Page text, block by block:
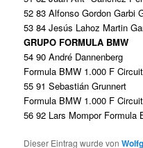
52 83 Alfonso Gordon Garbi
53 84 Jesús Lahoz Martin
GRUPO FORMULA BMW
54 90 André Dannenberg
Formula BMW 1.000 F
55 91 Sebastián Grunnert
Formula BMW 1.000 F
56 92 Lars Mompor Formula
Dieser Eintrag wurde von